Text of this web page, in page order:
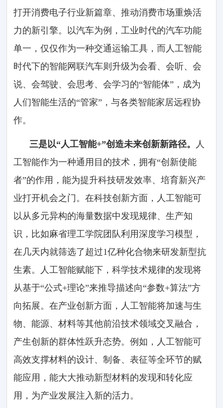
打开消费电子行业新篇章、推动消费市场重焕活
力的新引擎。以汽车为例，工业时代的汽车功能
单一，仅仅作为一种交通运输工具，而人工智能
时代下的智能网联汽车则升级为会看、会听、会
说、会驾驶、会思考、会学习的“智能体”，成为
人们智能生活的“管家”，与各类智能家居远程协
作。
三是以“人工智能+”创造未来创新新路径。
人
工智能作为一种通用目的技术，拥有“创新使能
者”的作用，能为提升科技研发效率、培育新兴产
业打开机会之门。在科技创新方面，人工智能可
以从多元异构的海量数据中发现规律、生产知
识，比如麻省理工学院团队利用深度学习模型，
在几天内就筛选了超过1亿种化合物来研发新型抗
生素。人工智能赋能下，科学技术规律的发现将
从基于“公式+理论”来推导描述向“参数+算法”方
向拓展。在产业创新方面，人工智能将加速与生
物、能源、材料等其他前沿技术领域交叉融合，
产生创新的群体性跃升态势。例如，人工智能可
高效支撑材料的设计、制备、表征等全环节的赋
能应用，能大大推动新型材料的发现和转化应
用，为产业发展注入新的活力。